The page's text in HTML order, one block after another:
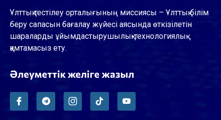
Ұлттық тестілеу орталығының миссиясы – Ұлттық білім
беру сапасын бағалау жүйесі аясында өткізілетін
шараларды ұйымдастырушылық-технологиялық
қамтамасыз ету.
Әлеуметтік желіге жазыл